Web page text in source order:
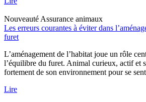
Nouveauté Assurance animaux
Les erreurs courantes à éviter dans
furet
L’aménagement de l’habitat joue un rôle
l’équilibre du furet. Animal curieux, actif et
fortement de son environnement pour se
Lire